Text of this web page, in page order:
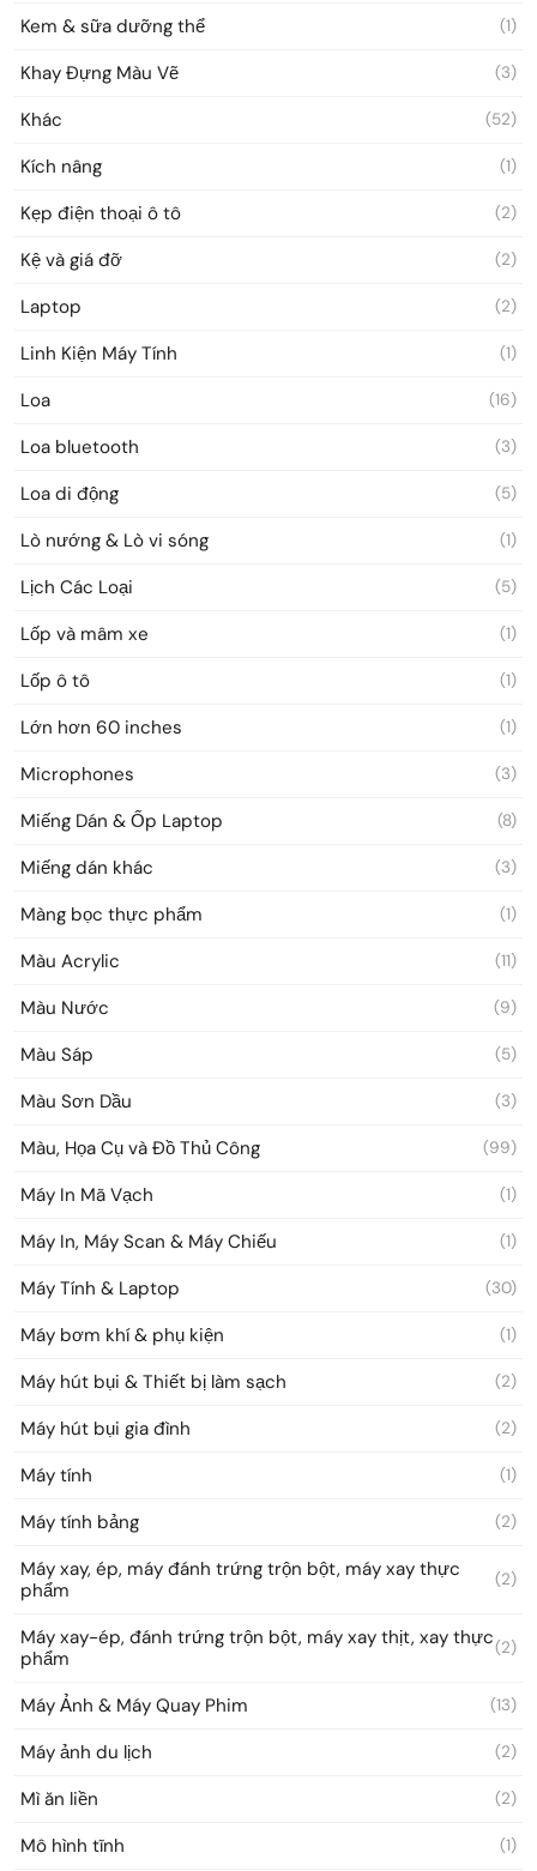
Kem & sữa dưỡng thể (1)
Khay Đựng Màu Vẽ (3)
Khác (52)
Kích nâng (1)
Kẹp điện thoại ô tô (2)
Kệ và giá đỡ (2)
Laptop (2)
Linh Kiện Máy Tính (1)
Loa (16)
Loa bluetooth (3)
Loa di động (5)
Lò nướng & Lò vi sóng (1)
Lịch Các Loại (5)
Lốp và mâm xe (1)
Lốp ô tô (1)
Lớn hơn 60 inches (1)
Microphones (3)
Miếng Dán & Ốp Laptop (8)
Miếng dán khác (3)
Màng bọc thực phẩm (1)
Màu Acrylic (11)
Màu Nước (9)
Màu Sáp (5)
Màu Sơn Dầu (3)
Màu, Họa Cụ và Đồ Thủ Công (99)
Máy In Mã Vạch (1)
Máy In, Máy Scan & Máy Chiếu (1)
Máy Tính & Laptop (30)
Máy bơm khí & phụ kiện (1)
Máy hút bụi & Thiết bị làm sạch (2)
Máy hút bụi gia đình (2)
Máy tính (1)
Máy tính bảng (2)
Máy xay, ép, máy đánh trứng trộn bột, máy xay thực
phẩm
(2)
Máy xay-ép, đánh trứng trộn bột, máy xay thịt, xay thực
phẩm
(2)
Máy Ảnh & Máy Quay Phim (13)
Máy ảnh du lịch (2)
Mì ăn liền (2)
Mô hình tĩnh (1)